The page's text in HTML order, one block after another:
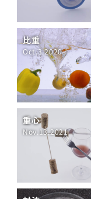
比重
Oct.3.2020
重心
Nov.13.2021